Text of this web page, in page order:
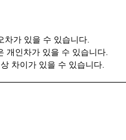
차가 있을 수 있습니다.
개인차가 있을 수 있습니다.
차이가 있을 수 있습니다.